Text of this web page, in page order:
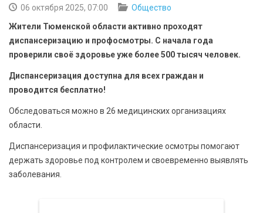
БЕЗОПАСНОСТЬ
06 октября 2025, 07:00
Общество
Жители Тюменской области активно проходят
диспансеризацию и профосмотры. С начала года
проверили своё здоровье уже более 500 тысяч человек.
Диспансеризация доступна для всех граждан и
проводится бесплатно!
Обследоваться можно в 26 медицинских организациях
области.
Диспансеризация и профилактические осмотры помогают
держать здоровье под контролем и своевременно выявлять
заболевания.